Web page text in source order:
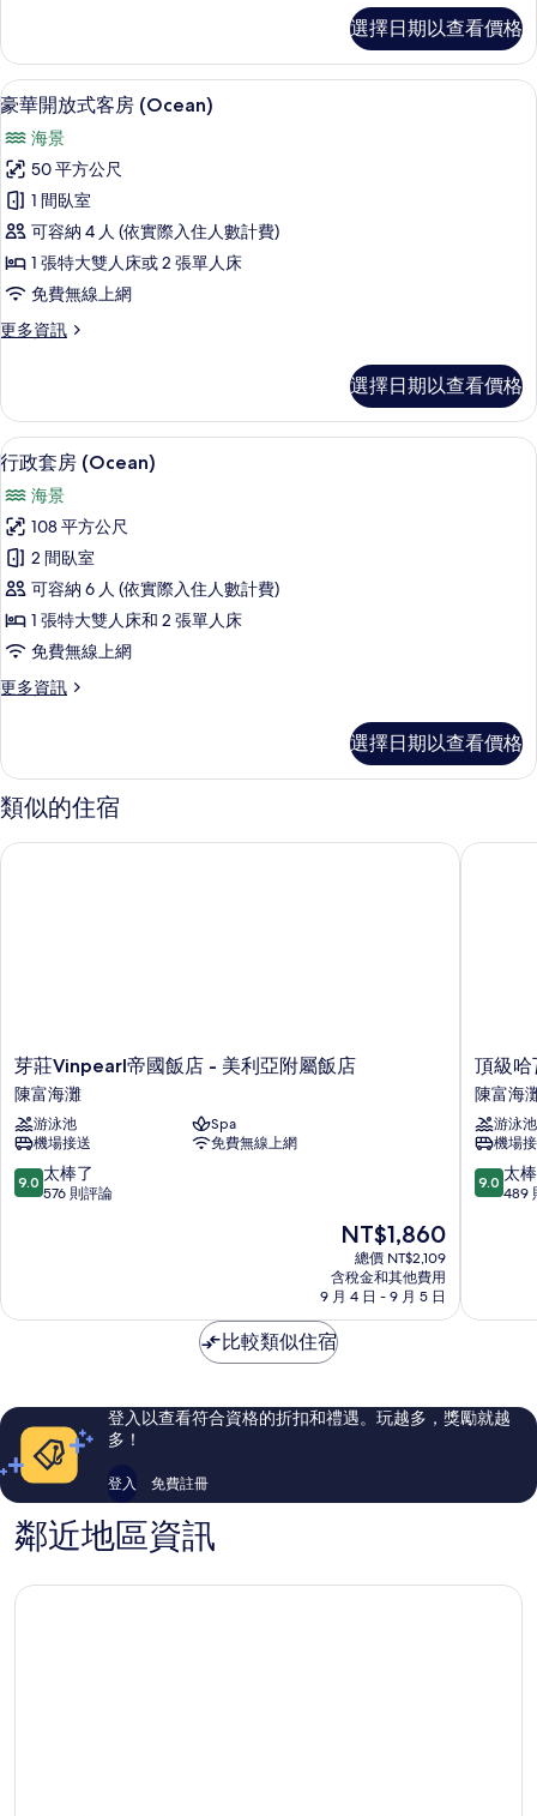
所
有
相
片
開
放
式
房
的
詳
情
選擇日期以查看價格
顯
示
豪
華
開
放
式
客
房
的
所
有
相
片
客房內保險箱、書桌、隔音、免費搖
7
豪華開放式客房 (Ocean)
海景
50 平方公尺
1 間臥室
可容納 4 人 (依實際入住人數計費)
1 張特大雙人床或 2 張單人床
免費無線上網
更多資訊
更
開
放
式
客
房
(Ocean)
的
詳
情
選擇日期以查看價格
顯
示
行
政
套
房
(Ocean)
的
所
相
片
行政套房 (Ocean) | 客房內保險箱、
7
行政套房 (Ocean)
海景
108 平方公尺
2 間臥室
可容納 6 人 (依實際入住人數計費)
1 張特大雙人床和 2 張單人床
免費無線上網
更多資訊
更
套
房
(Ocean)
詳
選擇日期以查看價格
類似的住宿
芽
莊
Vinpearl
帝
國
飯
店
屬
富
海
芽莊Vinpearl帝國飯店 - 美利亞附屬飯店
陳富海灘
游泳池
Spa
機場接送
免費無線上網
9.0
分，
棒
評
論
9.0 太棒了
576 則評論
現
在
價
格
為
NT$1,860
總價 NT$2,109
含稅金和其他費用
9 月 4 日 - 9 月 5 日
芽莊Vinpearl帝國飯店 - 美利亞附屬飯店
頂
級
哈
瓦
納
飯
店
頂級哈
陳富海
游泳池
機場
9.0
分，
棒
評
論
9.0 太
489
頂級哈
比較類似住宿
登入以查看符合資格的折扣和禮遇。玩越多，獎勵就越
多！
登入 免費註冊
鄰近地區資訊